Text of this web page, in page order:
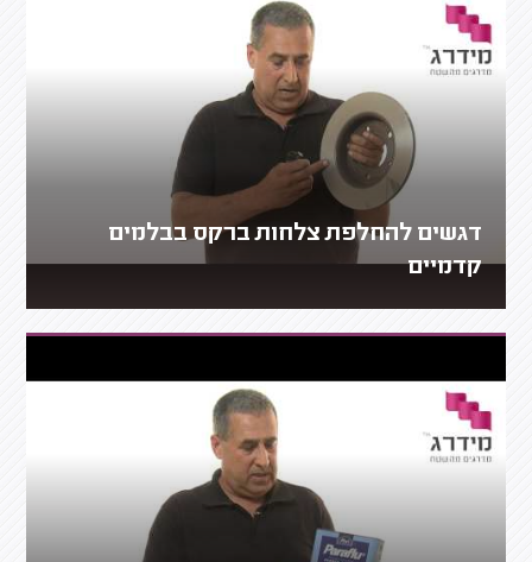
דגשים להחלפת צלחות ברקס בבלמים
קדמיים